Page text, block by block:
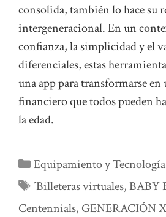
consolida, también lo hace su
intergeneracional. En un
confianza, la simplicidad y el
diferenciales, estas
una app para transformarse
financiero que todos pueden
la edad.
Categorías
Equipamiento y Tecnología
Etiquetas
´Billeteras virtuales,BABY
Centennials, GENERACIÓN X